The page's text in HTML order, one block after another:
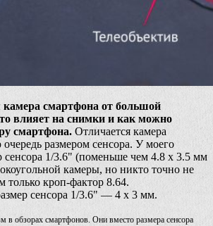
смартфона от большой
влияет на снимки и как можно
смартфона. Отличается камера
размером сенсора. У моего
сенсора 1/3.6" (поменьше чем 4.8 x 3.5 мм
камеры, но никто точно не
только кроп-фактор 8.64.
сенсора 1/3.6" — 4 х 3 мм.
в обзорах смартфонов. Они вместо размера сенсора